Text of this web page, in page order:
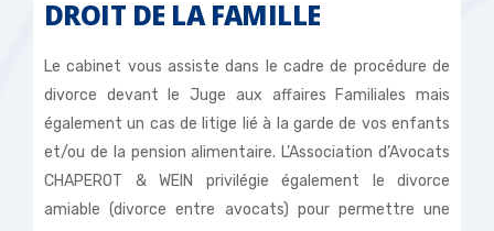
DROIT DE LA FAMILLE
Le cabinet vous assiste dans le cadre de procédure de
divorce devant le Juge aux affaires Familiales mais
également un cas de litige lié à la garde de vos enfants
et/ou de la pension alimentaire. L’Association d’Avocats
CHAPEROT & WEIN privilégie également le divorce
amiable (divorce entre avocats) pour permettre une